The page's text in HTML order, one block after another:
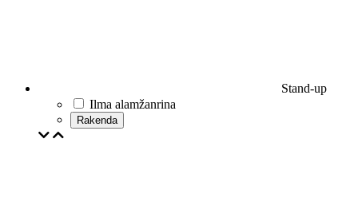
Stand-up
Ilma alamžanrina
Rakenda